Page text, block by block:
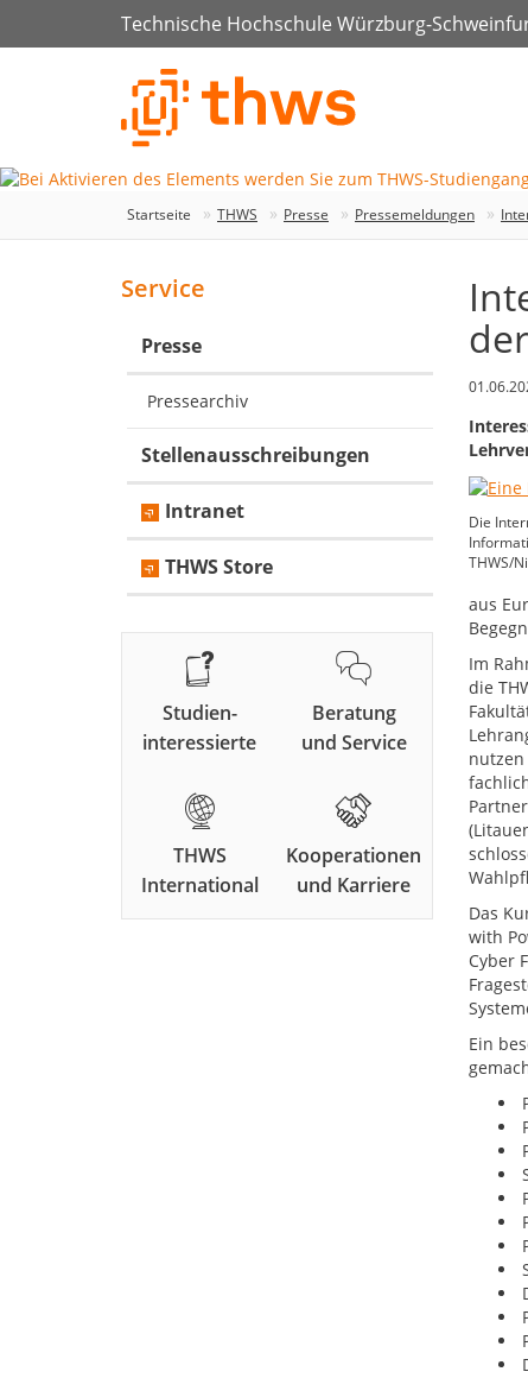
Technische Hochschule Würzburg-
Startseite THWS Presse Pressemeldungen
Die
THWS/
aus
Im
die
Das
with
Cyber
Ein
Service
Presse
Pressearchiv
Stellenausschreibungen
Intranet
THWS Store
Studien-
interessierte
Beratung
und Service
THWS
International
Kooperationen
und Karriere